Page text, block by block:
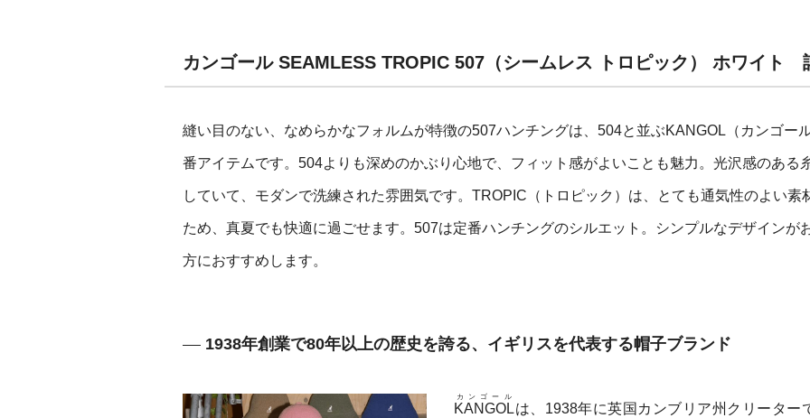
カンゴール SEAMLESS TROPIC 507（シームレス トロピック） ホワイト
縫い目のない、なめらかなフォルムが特徴の507ハンチングは、504と並ぶKANGOL（カンゴー
番アイテムです。504よりも深めのかぶり心地で、フィット感がよいことも魅力。光沢感のある
していて、モダンで洗練された雰囲気です。TROPIC（トロピック）は、とても通気性のよい素
ため、真夏でも快適に過ごせます。507は定番ハンチングのシルエット。シンプルなデザインが
方におすすめします。
1938年創業で80年以上の歴史を誇る、イギリスを代表する帽子ブランド
KANGOL
カンゴール
は、1938年に英国カンブリア州クリーター